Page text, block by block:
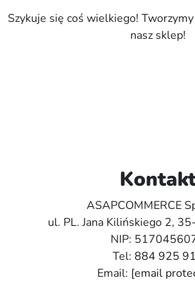
Szykuje się coś wielkiego!
nasz sklep!
ASAPCOMMERCE
ul. PL. Jana Kilińskiego 2,
NIP:
Tel: 884 925
Email: [email